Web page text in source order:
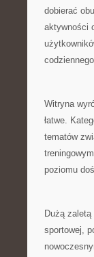
dobierać
aktywności
Witryna
łatwe.
tematów
poziomu
Dużą
sportowej,